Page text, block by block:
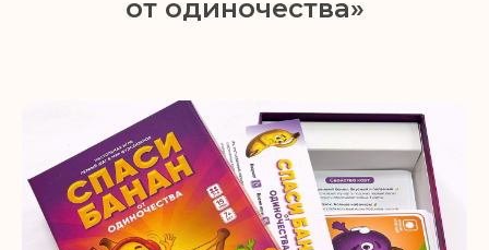
от одиночества»